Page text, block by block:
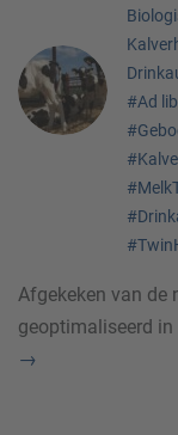
#Ad
Afgekeken van de
geoptimaliseerd
→